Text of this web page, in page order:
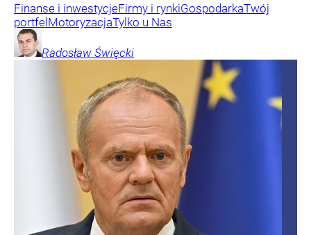
Finanse i inwestycjeFirmy i rynkiGospodarkaTwój
portfelMotoryzacjaTylko u Nas
Radosław Święcki